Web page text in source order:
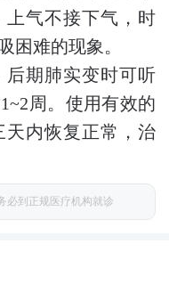
上气不接下气，时
困难的现象。
后期肺实变时可听
周。使用有效的
天内恢复正常，治
必到正规医疗机构就诊